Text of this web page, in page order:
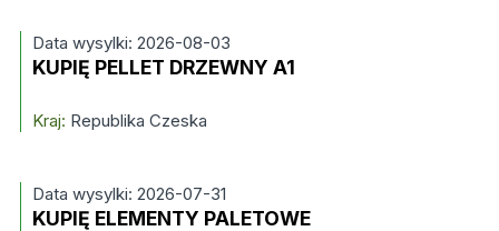
Data wysylki: 2026-08-03
KUPIĘ PELLET DRZEWNY A1
Kraj: Republika Czeska
Data wysylki: 2026-07-31
KUPIĘ ELEMENTY PALETOWE